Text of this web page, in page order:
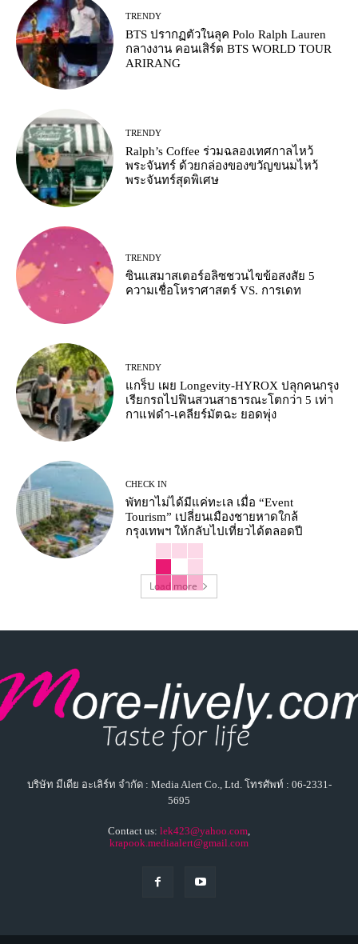
TRENDY
BTS ปรากฏตัวในลุค Polo Ralph Lauren
กลางงาน คอนเสิร์ต BTS WORLD TOUR
ARIRANG
TRENDY
Ralph’s Coffee ร่วมฉลองเทศกาลไหว้
พระจันทร์ ด้วยกล่องของขวัญขนมไหว้
พระจันทร์สุดพิเศษ
TRENDY
ซินแสมาสเตอร์อลิซชวนไขข้อสงสัย 5
ความเชื่อโหราศาสตร์ VS. การเดท
TRENDY
แกร็บ เผย Longevity-HYROX ปลุกคนกรุง
เรียกรถไปฟินสวนสาธารณะโตกว่า 5 เท่า
กาแฟดำ-เคลียร์มัตฉะ ยอดพุ่ง
CHECK IN
พัทยาไม่ได้มีแค่ทะเล เมื่อ “Event
Tourism” เปลี่ยนเมืองชายหาดใกล้
กรุงเทพฯ ให้กลับไปเที่ยวได้ตลอดปี
Load more
บริษัท มีเดีย อะเลิร์ท จำกัด : Media Alert Co., Ltd. โทรศัพท์ : 06-2331-
5695
Contact us: lek423@yahoo.com,
krapook.mediaalert@gmail.com